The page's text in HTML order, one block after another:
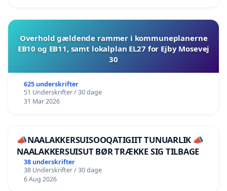
Overhold gældende rammer i kommuneplanerne
EB10 og EB11, samt lokalplan EL27 for Ejby Mosevej
30
625 underskrifter
51 Underskrifter / 30 dage
31 Mar 2026
📣NAALAKKERSUISOOQATIGIIT TUNUARLIK 📣
NAALAKKERSUISUT BØR TRÆKKE SIG TILBAGE
38 underskrifter
38 Underskrifter / 30 dage
6 Aug 2026